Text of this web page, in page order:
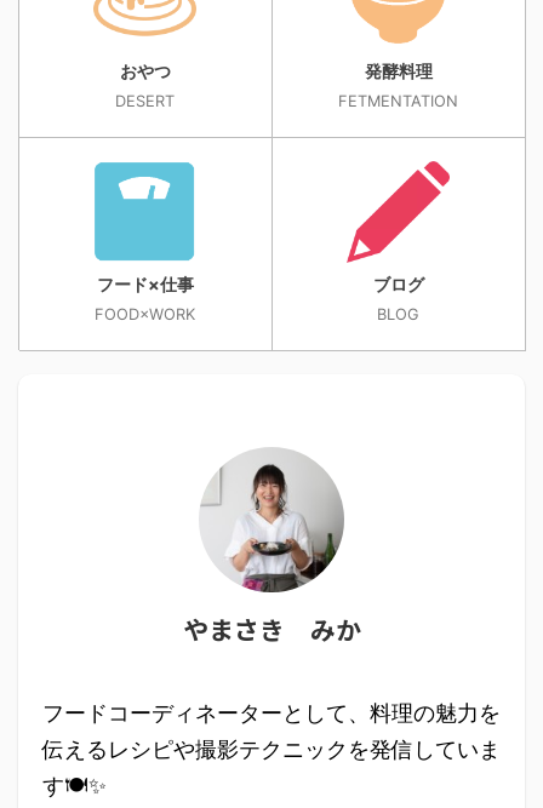
おやつ
DESERT
発酵料理
FETMENTATION
フード×仕事
FOOD×WORK
ブログ
BLOG
やまさき みか
フードコーディネーターとして、料理の魅力を
伝えるレシピや撮影テクニックを発信していま
す🍽✨